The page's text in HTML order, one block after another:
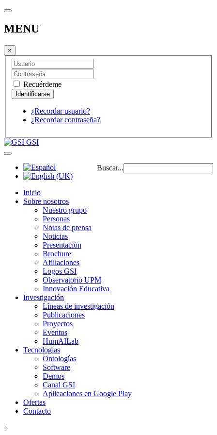
MENU
×
Recuérdeme
¿Recordar usuario?
¿Recordar contraseña?
GSI
Buscar...
Inicio
Sobre nosotros
Nuestro grupo
Personas
Notas de prensa
Noticias
Presentación
Brochure
Afiliaciones
Logos GSI
Observatorio UPM
Innovación Educativa
Investigación
Líneas de investigación
Publicaciones
Proyectos
Eventos
HumAILab
Tecnologías
Ontologías
Software
Demos
Canal GSI
Aplicaciones en Google Play
Ofertas
Contacto
×